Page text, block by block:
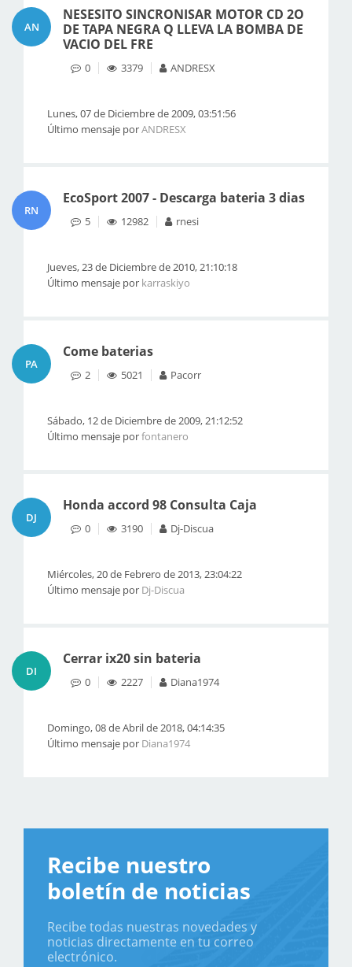
AN
NESESITO SINCRONISAR MOTOR CD 2O
DE TAPA NEGRA Q LLEVA LA BOMBA DE
VACIO DEL FRE
0 3379 ANDRESX
Lunes, 07 de Diciembre de 2009, 03:51:56
Último mensaje porANDRESX
RN
EcoSport 2007 - Descarga bateria 3 dias
5 12982 rnesi
Jueves, 23 de Diciembre de 2010, 21:10:18
Último mensaje por karraskiyo
PA
Come baterias
2 5021 Pacorr
Sábado, 12 de Diciembre de 2009, 21:12:52
Último mensaje porfontanero
DJ
Honda accord 98 Consulta Caja
0 3190 Dj-Discua
Miércoles, 20 de Febrero de 2013, 23:04:22
Último mensaje por Dj-Discua
DI
Cerrar ix20 sin bateria
0 2227 Diana1974
Domingo, 08 de Abril de 2018, 04:14:35
Último mensaje por Diana1974
Recibe nuestro
boletín de noticias
Recibe todas nuestras novedades y
noticias directamente en tu correo
electrónico.